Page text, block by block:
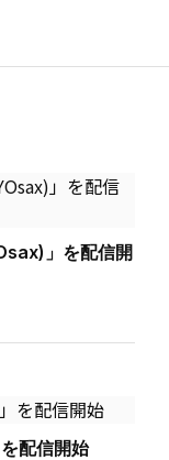
」を配信開
配信開始